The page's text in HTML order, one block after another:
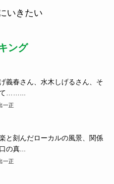
いきたい
ング
義春さん、水木しげるさん、そ
て……...
一正
と刻んだローカルの風景、関係
の真...
一正